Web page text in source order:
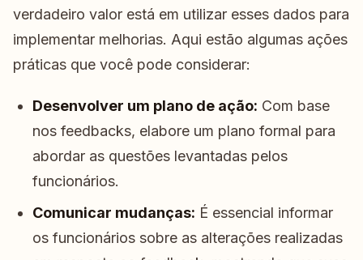
verdadeiro valor está em utilizar esses dados para
implementar melhorias. Aqui estão algumas ações
práticas que você pode considerar:
Desenvolver um plano de ação: Com base
nos feedbacks, elabore um plano formal para
abordar as questões levantadas pelos
funcionários.
Comunicar mudanças: É essencial informar
os funcionários sobre as alterações realizadas